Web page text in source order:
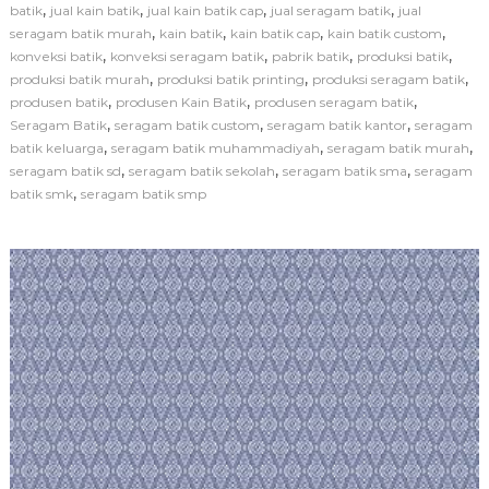
a
i
P
r
o
d
u
e
i
n
B
a
t
i
k
B
e
r
k
u
batik, jual kain batik, jual kain batik cap, jual seragam batik, jual
seragam batik murah, kain batik, kain batik cap, kain batik custom,
konveksi batik, konveksi seragam batik, pabrik batik, produksi batik,
produksi batik murah, produksi batik printing, produksi seragam batik,
produsen batik, produsen Kain Batik, produsen seragam batik,
Seragam Batik, seragam batik custom, seragam batik kantor, seragam
batik keluarga, seragam batik muhammadiyah, seragam batik murah,
seragam batik sd, seragam batik sekolah, seragam batik sma, seragam
batik smk, seragam batik smp